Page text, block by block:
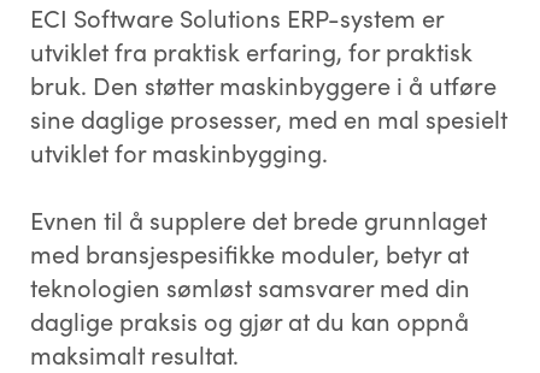
ECI Software Solutions ERP-system er
utviklet fra praktisk erfaring, for praktisk
bruk. Den støtter maskinbyggere i å utføre
sine daglige prosesser, med en mal spesielt
utviklet for maskinbygging.
Evnen til å supplere det brede grunnlaget
med bransjespesifikke moduler, betyr at
teknologien sømløst samsvarer med din
daglige praksis og gjør at du kan oppnå
maksimalt resultat.